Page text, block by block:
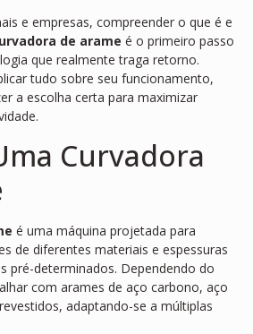
e empresas, compreender o que é e
de arame é o primeiro passo
que realmente traga retorno.
tudo sobre seu funcionamento,
a escolha certa para maximizar
Curvadora
é uma máquina projetada para
de diferentes materiais e espessuras
pré-determinados. Dependendo do
com arames de aço carbono, aço
adaptando-se a múltiplas